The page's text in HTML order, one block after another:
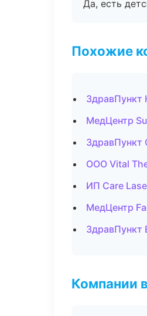
Да, есть
Похожие
МедЦентр
ООО Vital
ИП Care
МедЦентр
Компании